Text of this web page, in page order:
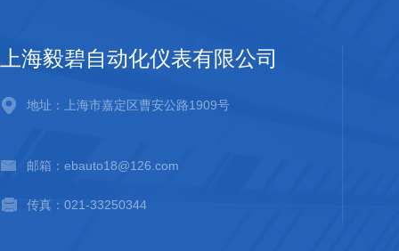
上海毅碧自动化仪表有限公司
地址：上海市嘉定区曹安公路1909号
邮箱：ebauto18@126.com
传真：021-33250344